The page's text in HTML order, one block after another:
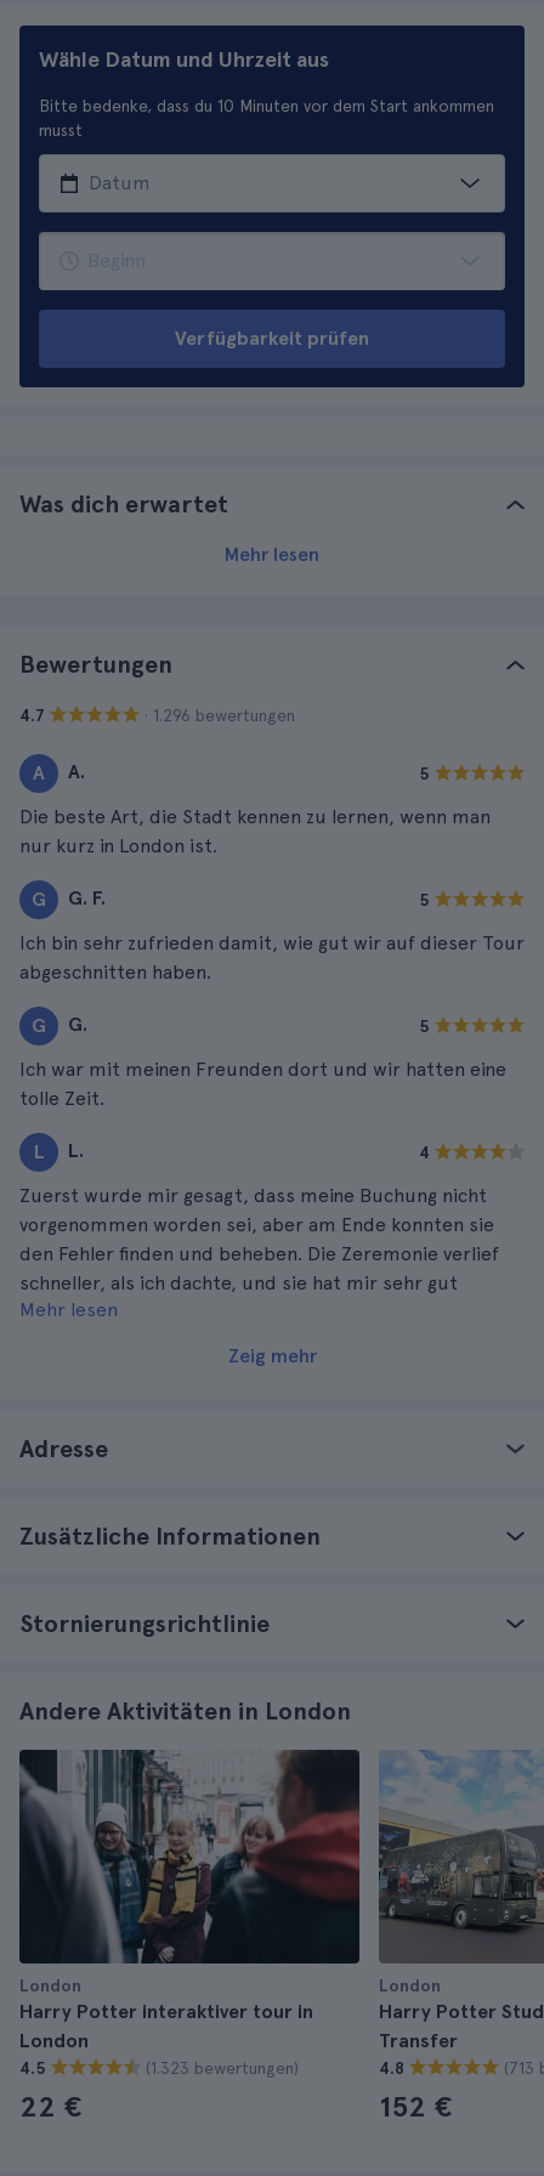
Wähle Datum und Uhrzeit aus
Bitte bedenke, dass du 10 Minuten vor dem Start ankommen
musst
Verfügbarkeit prüfen
Was dich erwartet
Mehr lesen
Bewertungen
4.7 · 1.296 bewertungen
A A. 5
Die beste Art, die Stadt kennen zu lernen, wenn man
nur kurz in London ist.
G G. F. 5
Ich bin sehr zufrieden damit, wie gut wir auf dieser Tour
abgeschnitten haben.
G G. 5
Ich war mit meinen Freunden dort und wir hatten eine
tolle Zeit.
L L. 4
Zuerst wurde mir gesagt, dass meine Buchung nicht
vorgenommen worden sei, aber am Ende konnten sie
den Fehler finden und beheben. Die Zeremonie verlief
schneller, als ich dachte, und sie hat mir sehr gut
gefallen.
Mehr lesen
Zeig mehr
Adresse
Zusätzliche Informationen
Stornierungsrichtlinie
Andere Aktivitäten in London
London
Harry Potter interaktiver tour in
London
4.5 (1.323 bewertungen)
22 €
London
Harry Potter
Transfer
4.8 (713
152 €